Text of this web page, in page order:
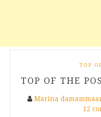
TOP
TOP OF THE
Marina
12